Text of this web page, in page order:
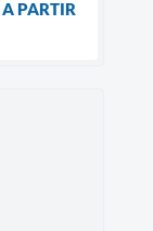
PARTIR